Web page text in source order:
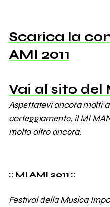
Scarica la
AMI 2011
Vai al sito del
Aspettatevi ancora molti
corteggiamento, il MI
molto altro ancora.
:: MI AMI 2011 ::
Festival della Musica